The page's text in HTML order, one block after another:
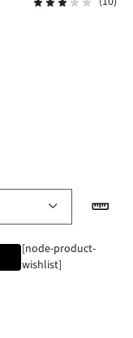
[node-product-
wishlist]